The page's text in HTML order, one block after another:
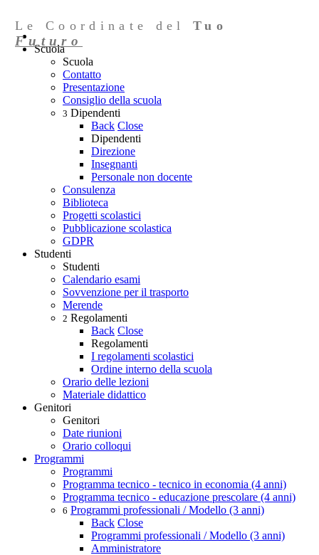
Le Coordinate delTuo
Futuro
Scuola
Scuola
Contatto
Presentazione
Consiglio della scuola
3 Dipendenti
Back Close
Dipendenti
Direzione
Insegnanti
Personale non docente
Consulenza
Biblioteca
Progetti scolastici
Pubblicazione scolastica
GDPR
Studenti
Studenti
Calendario esami
Sovvenzione per il trasporto
Merende
2 Regolamenti
Back Close
Regolamenti
I regolamenti scolastici
Ordine interno della scuola
Orario delle lezioni
Materiale didattico
Genitori
Genitori
Date riunioni
Orario colloqui
Programmi
Programmi
Programma tecnico - tecnico in economia (4 anni)
Programma tecnico - educazione prescolare (4 anni)
6 Programmi professionali / Modello (3 anni)
Back Close
Programmi professionali / Modello (3 anni)
Amministratore